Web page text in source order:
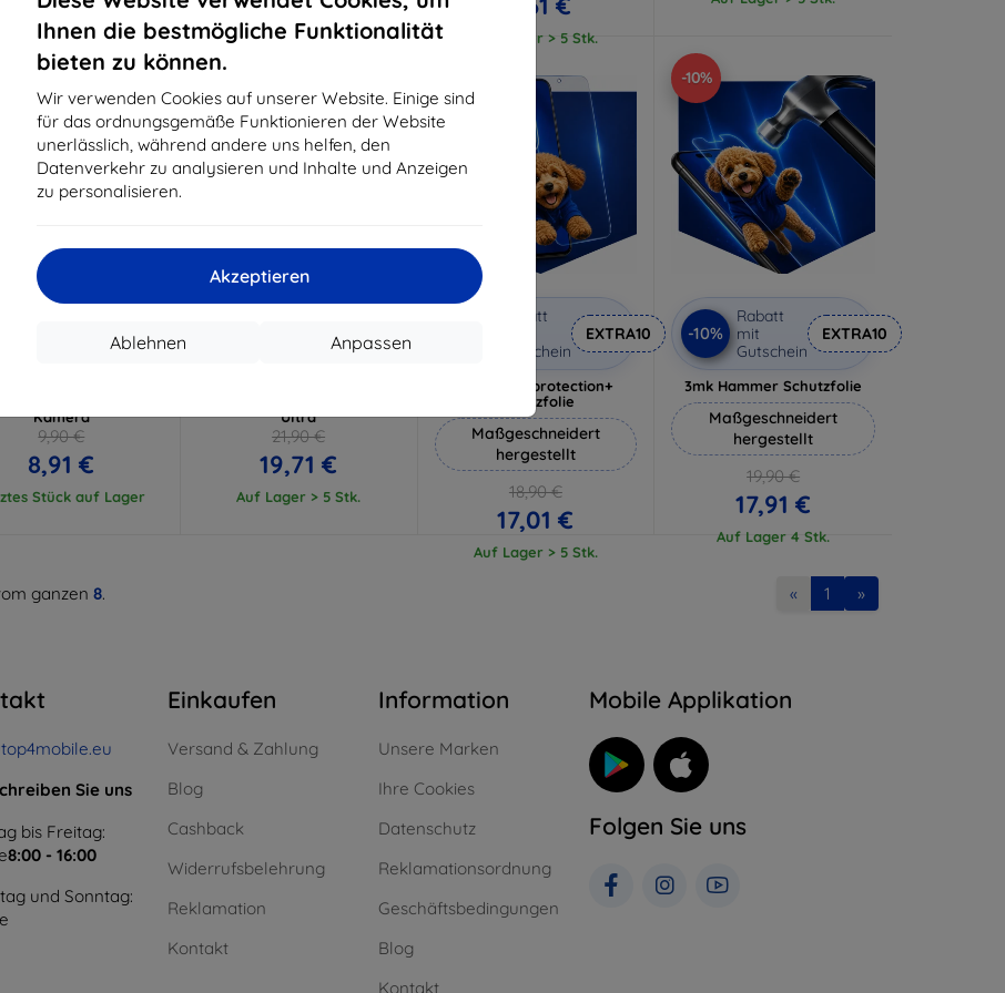
Ihnen die bestmögliche Funktionalität
bieten zu können.
Wir verwenden Cookies auf unserer Website. Einige sind
für das ordnungsgemäße Funktionieren der Website
unerlässlich, während andere uns helfen, den
Datenverkehr zu analysieren und Inhalte und Anzeigen
zu personalisieren.
Akzeptieren
Anpassen
Ablehnen
Auf Lager 3 Stk. Auf Lager > 5 Stk. Auf Lager > 5 Stk.
EXTRA10
Schutzglas für
Kamera
9,90 €
8,91 €
Stück auf Lager
Gutschein
Ultra
21,90 €
19,71 €
Auf Lager > 5 Stk.
Rabatt
Gutschein
EXTRA10
3mk Silverprotection+
Schutzfolie
Maßgeschneidert
hergestellt
18,90 €
17,01 €
Auf Lager > 5 Stk.
-10%
-10%
Rabatt
mit
Gutschein
EXTRA10
3mk Hammer Schutzfolie
Maßgeschneidert
hergestellt
19,90 €
17,91 €
Auf Lager 4 Stk.
ganzen 8. « 1 »
Sie uns
bis Freitag:
8:00 - 16:00
und Sonntag:
Einkaufen
Versand & Zahlung
Blog
Cashback
Widerrufsbelehrung
Reklamation
Kontakt
Information
Unsere Marken
Ihre Cookies
Datenschutz
Reklamationsordnung
Geschäftsbedingungen
Blog
Kontakt
Mobile Applikation
Folgen Sie uns